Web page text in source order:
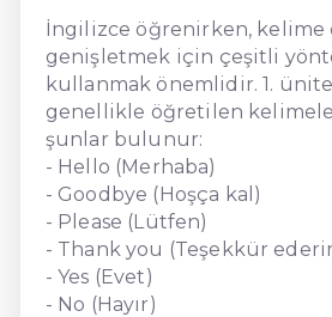
İngilizce öğrenirken, kelime
genişletmek için çeşitli
kullanmak önemlidir. 1.
genellikle öğretilen
şunlar bulunur:
- Hello (Merhaba)
- Goodbye (Hoşça kal)
- Please (Lütfen)
- Thank you (Teşekkür
- Yes (Evet)
- No (Hayır)